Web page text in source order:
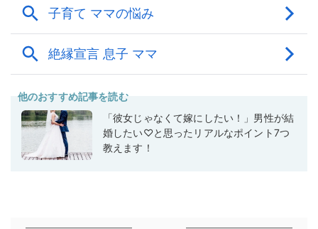
他のおすすめ記事を読む
「彼女じゃなくて嫁にしたい！」男性が結
婚したい♡と思ったリアルなポイント7つ
教えます！